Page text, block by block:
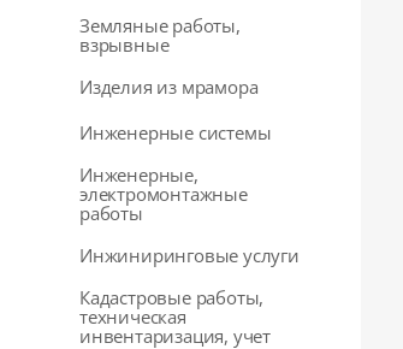
Земляные работы,
взрывные
Изделия из мрамора
Инженерные системы
Инженерные,
электромонтажные
работы
Инжиниринговые услуги
Кадастровые работы,
техническая
инвентаризация, учет